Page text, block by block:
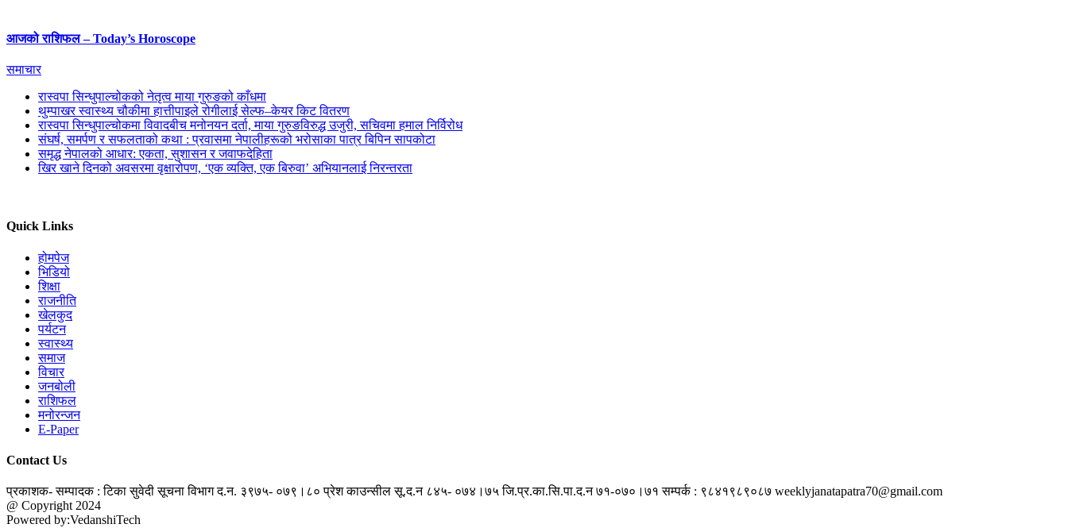
आजको राशिफल – Today’s Horoscope
समाचार
रास्वपा सिन्धुपाल्चोकको नेतृत्व माया गुरुङको काँधमा
थुम्पाखर स्वास्थ्य चौकीमा हात्तीपाइले रोगीलाई सेल्फ–केयर किट वितरण
रास्वपा सिन्धुपाल्चोकमा विवादबीच मनोनयन दर्ता, माया गुरुङविरुद्ध उजुरी, सचिवमा हमाल निर्विरोध
संघर्ष, समर्पण र सफलताको कथा : प्रवासमा नेपालीहरूको भरोसाका पात्र बिपिन सापकोटा
समृद्ध नेपालको आधार: एकता, सुशासन र जवाफदेहिता
खिर खाने दिनको अवसरमा वृक्षारोपण, ‘एक व्यक्ति, एक बिरुवा’ अभियानलाई निरन्तरता
Quick Links
होमपेज
भिडियो
शिक्षा
राजनीति
खेलकुद
पर्यटन
स्वास्थ्य
समाज
विचार
जनबोली
राशिफल
मनोरन्जन
E-Paper
Contact Us
प्रकाशक- सम्पादक : टिका सुवेदी सूचना विभाग द.न. ३९७५- ०७९।८० प्रेश काउन्सील सू.द.न ८४५- ०७४।७५ जि.प्र.का.सि.पा.द.न ७१-०७०।७१ सम्पर्क : ९८४१९८९०८७ weeklyjanatapatra70@gmail.com
@ Copyright 2024
Powered by:VedanshiTech